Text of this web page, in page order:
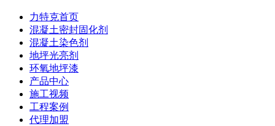
力特克首页
混凝土密封固化剂
混凝土染色剂
地坪光亮剂
环氧地坪漆
产品中心
施工视频
工程案例
代理加盟